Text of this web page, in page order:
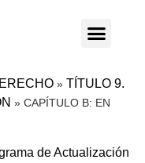
» TÍTULO 9.
» CAPÍTULO B: EN
de Actualización